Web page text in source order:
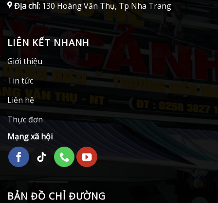
Địa chỉ: 130 Hoàng Văn Thụ, Tp Nha Trang
LIÊN KẾT NHANH
Giới thiệu
Tin tức
Liên hệ
Thực đơn
Mạng xã hội
BẢN ĐỒ CHỈ ĐƯỜNG